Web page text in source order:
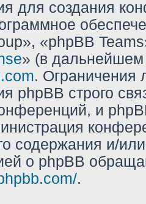
для создания
«phpBB
» (в дальнейшем
. Ограничения
phpBB строго
и
содержания и/
о phpBB
.